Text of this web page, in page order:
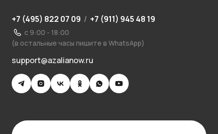
+7 (495) 822 07 09 / +7 (911) 945 48 19
с 9:00 - 18:00
(в остальные часы пишите в WhatsApp)
support@azalianow.ru